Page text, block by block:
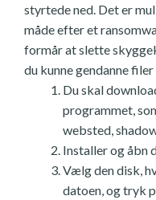
styrtede ned. Det er
måde efter et
formår at slette
du kunne gendanne
Du skal
programmet,
websted,
Installer og åbn
Vælg den disk,
datoen, og tryk